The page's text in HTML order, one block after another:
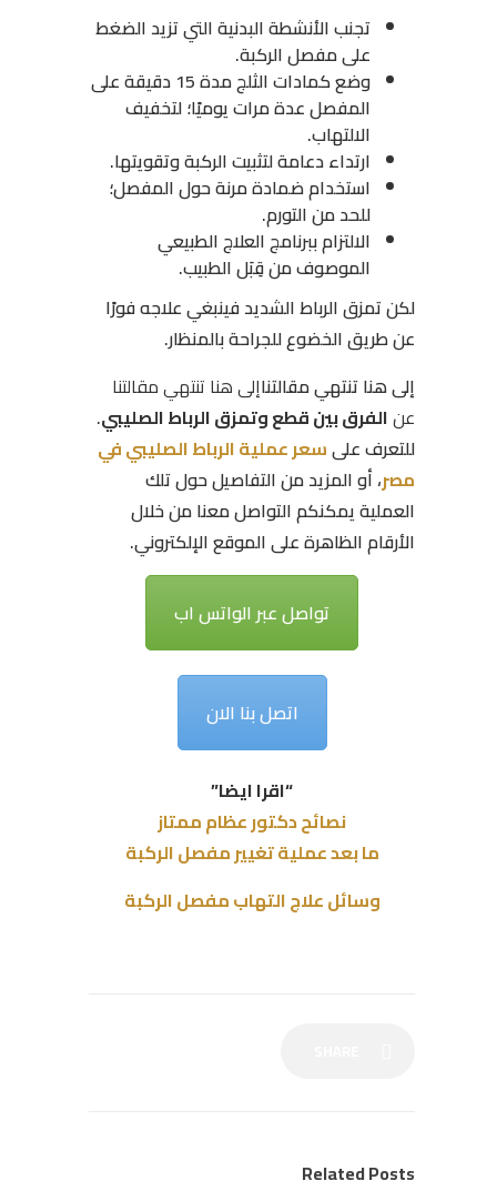
تجنب الأنشطة البدنية التي تزيد الضغط
على مفصل الركبة.
وضع كمادات الثلج مدة 15 دقيقة على
المفصل عدة مرات يوميًا؛ لتخفيف
الالتهاب.
ارتداء دعامة لتثبيت الركبة وتقويتها.
استخدام ضمادة مرنة حول المفصل؛
للحد من التورم.
الالتزام ببرنامج العلاج الطبيعي
الموصوف من قِبَل الطبيب.
لكن تمزق الرباط الشديد فينبغي علاجه فورًا
عن طريق الخضوع للجراحة بالمنظار.
إلى هنا تنتهي مقالتناإلى هنا تنتهي مقالتنا
عنالفرق بين قطع وتمزق الرباط الصليبي.
للتعرف علىسعر عملية الرباط الصليبي في
مصر، أو المزيد من التفاصيل حول تلك
العملية يمكنكم التواصل معنا من خلال
الأرقام الظاهرة على الموقع الإلكتروني.
تواصل عبر الواتس اب
اتصل بنا الان
“اقرا ايضا”
نصائح دكتور عظام ممتاز
ما بعد عملية تغيير مفصل الركبة
وسائل علاج التهاب مفصل الركبة
Related Posts